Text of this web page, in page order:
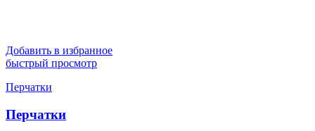
Добавить в избранное
быстрый просмотр
Перчатки
Перчатки